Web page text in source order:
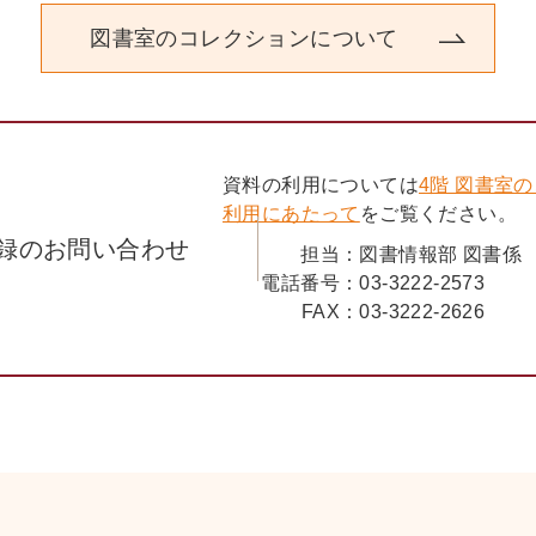
図書室のコレクションについて
のお問い合わせ
資料の利用については4階 図書室
利用にあたって をご覧ください。
担当： 図書情報部 図書係
電話番号：03-3222-2573
FAX：03-3222-2626